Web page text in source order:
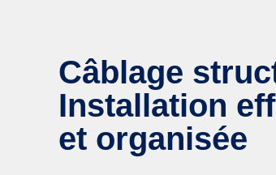
Câblage
Installation
et organisée